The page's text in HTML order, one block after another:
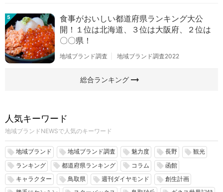
5
食事がおいしい都道府県ランキング大公
開！１位は北海道、３位は大阪府、２位は
〇〇県！
地域ブランド調査 地域ブランド調査2022
総合ランキングarrow_right_alt
人気キーワード
地域ブランドNEWSで人気のキーワード
local_offer 地域ブランド local_offer 地域ブランド調査 local_offer 魅力度 local_offer 長野 local_offer 観光
local_offer ランキング local_offer 都道府県ランキング local_offer コラム local_offer 函館
local_offer キャラクター local_offer 鳥取県 local_offer 週刊ダイヤモンド local_offer 創生計画